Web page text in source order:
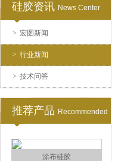
硅胶资讯 News Center
> 宏图新闻
> 行业新闻
> 技术问答
推荐产品 Recommended
水泥地暖模块模具硅胶
眼镜鼻托专用注射硅胶